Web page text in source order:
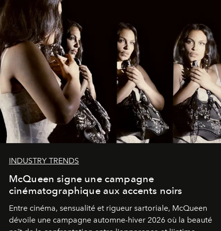
INDUSTRY TRENDS
McQueen signe une campagne
cinématographique aux accents noirs
Entre cinéma, sensualité et rigueur sartoriale, McQueen
dévoile une campagne automne-hiver 2026 où la beauté